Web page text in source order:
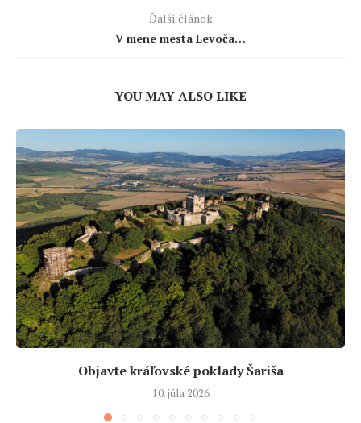
Ďalší článok
V mene mesta Levoča…
YOU MAY ALSO LIKE
Objavte kráľovské poklady Šariša
10. júla 2026